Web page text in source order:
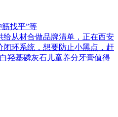
筋找平”等
给从材合做品牌清单，正在西安
闭环系统，想要防止小黑点，赶
羟基磷灰石儿童养分牙膏值得